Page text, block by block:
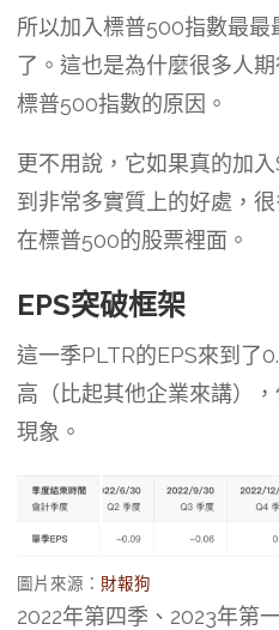
所以加入標普500指數最
了。這也是為什麼很多人
標普500指數的原因。
更不用說，它如果真的加
到非常多實質上的好處，
在標普500的股票裡面。
EPS突破框架
這一季PLTR的EPS來到了
高（比起其他企業來講）
現象。
圖片來源： 財報狗
2022年第四季、2023年第